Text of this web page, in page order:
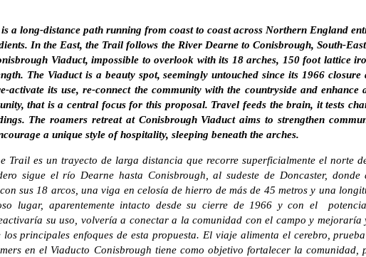
a long-distance path running from coast to coast across Northern England
In the East, the Trail follows the River Dearne to Conisbrough, South-
Viaduct, impossible to overlook with its 18 arches, 150 foot lattice
The Viaduct is a beauty spot, seemingly untouched since its 1966
activate its use, re-connect the community with the countryside and enhance
that is a central focus for this proposal. Travel feeds the brain, it tests
The roamers retreat at Conisbrough Viaduct aims to strengthen
a unique style of hospitality, sleeping beneath the arches.
Trail es un trayecto de larga distancia que recorre superficialmente el norte
sigue el río Dearne hasta Conisbrough, al sudeste de Doncaster, donde
sus 18 arcos, una viga en celosía de hierro de más de 45 metros y una
lugar, aparentemente intacto desde su cierre de 1966 y con el
su uso, volvería a conectar a la comunidad con el campo y
los principales enfoques de esta propuesta. El viaje alimenta el cerebro,
en el Viaducto Conisbrough tiene como objetivo fortalecer la comunidad,